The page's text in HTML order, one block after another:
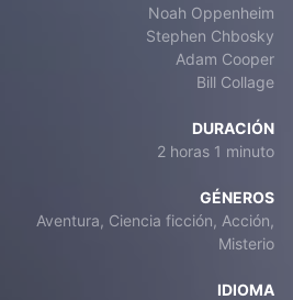
Noah Oppenheim
Stephen Chbosky
Adam Cooper
Bill Collage
DURACIÓN
2 horas 1 minuto
GÉNEROS
Aventura, Ciencia ficción, Acción,
Misterio
IDIOMA